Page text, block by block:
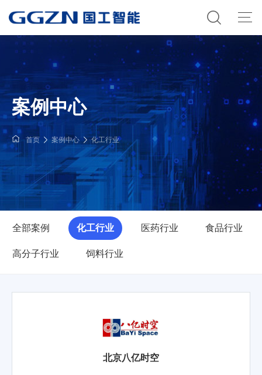
案例中心
首页 案例中心 化工行业
全部案例 化工行业 医药行业 食品行业
高分子行业 饲料行业
北京八亿时空